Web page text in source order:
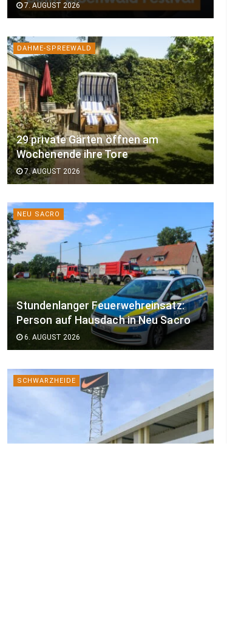
7. AUGUST 2026
DAHME-SPREEWALD
29 private Gärten öffnen am
Wochenende ihre Tore
7. AUGUST 2026
NEU SACRO
Stundenlanger Feuerwehreinsatz:
Person auf Hausdach in Neu Sacro
6. AUGUST 2026
SCHWARZHEIDE